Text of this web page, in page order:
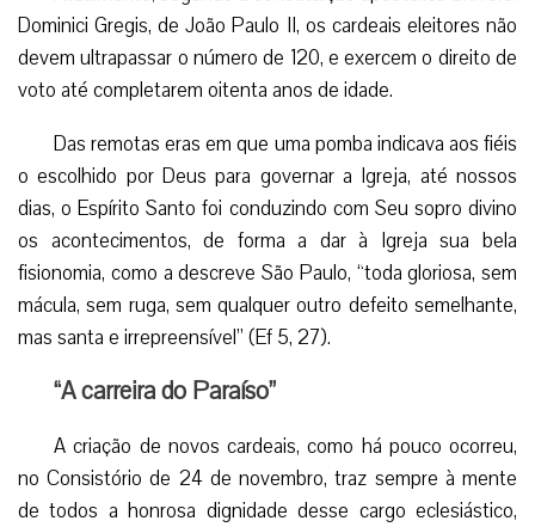
Dominici Gregis, de João Paulo II, os cardeais eleitores não
devem ultrapassar o número de 120, e exercem o direito de
voto até completarem oitenta anos de idade.
Das remotas eras em que uma pomba indicava aos fiéis
o escolhido por Deus para governar a Igreja, até nossos
dias, o Espírito Santo foi conduzindo com Seu sopro divino
os acontecimentos, de forma a dar à Igreja sua bela
fisionomia, como a descreve São Paulo, “toda gloriosa, sem
mácula, sem ruga, sem qualquer outro defeito semelhante,
mas santa e irrepreensível” (Ef 5, 27).
“A carreira do Paraíso”
A criação de novos cardeais, como há pouco ocorreu,
no Consistório de 24 de novembro, traz sempre à mente
de todos a honrosa dignidade desse cargo eclesiástico,